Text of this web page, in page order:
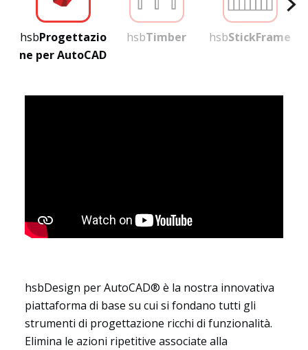
hsbProgettazio
ne per AutoCAD
hsbTimber hsbStickFrame
hsbDesign per AutoCAD® è la nostra innovativa
piattaforma di base su cui si fondano tutti gli
strumenti di progettazione ricchi di funzionalità.
Elimina le azioni ripetitive associate alla